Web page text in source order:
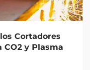
Cortadores
CO2 y Plasma